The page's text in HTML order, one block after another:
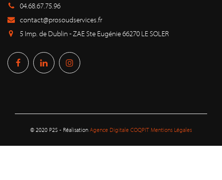
04.68.67.75.96
contact@prosoudservices.fr
5 Imp. de Dublin - ZAE Ste Eugénie 66270 LE SOLER
© 2020 P2S - Réalisation Agence Digitale COQPIT Mentions Légales